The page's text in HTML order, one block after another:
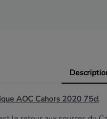
AOC Cahors 2020 75cl